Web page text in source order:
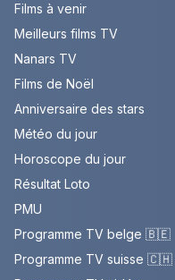
Films à venir
Meilleurs films TV
Nanars TV
Films de Noël
Anniversaire des stars
Météo du jour
Horoscope du jour
Résultat Loto
PMU
Programme TV belge 🇧🇪
Programme TV suisse 🇨🇭